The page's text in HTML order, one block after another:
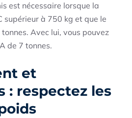
est nécessaire lorsque la
supérieur à 750 kg et que le
Avec lui, vous pouvez
de 7 tonnes.
et
: respectez les